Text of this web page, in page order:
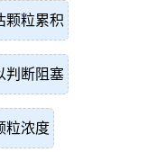
颗粒累积
判断阻塞
粒浓度